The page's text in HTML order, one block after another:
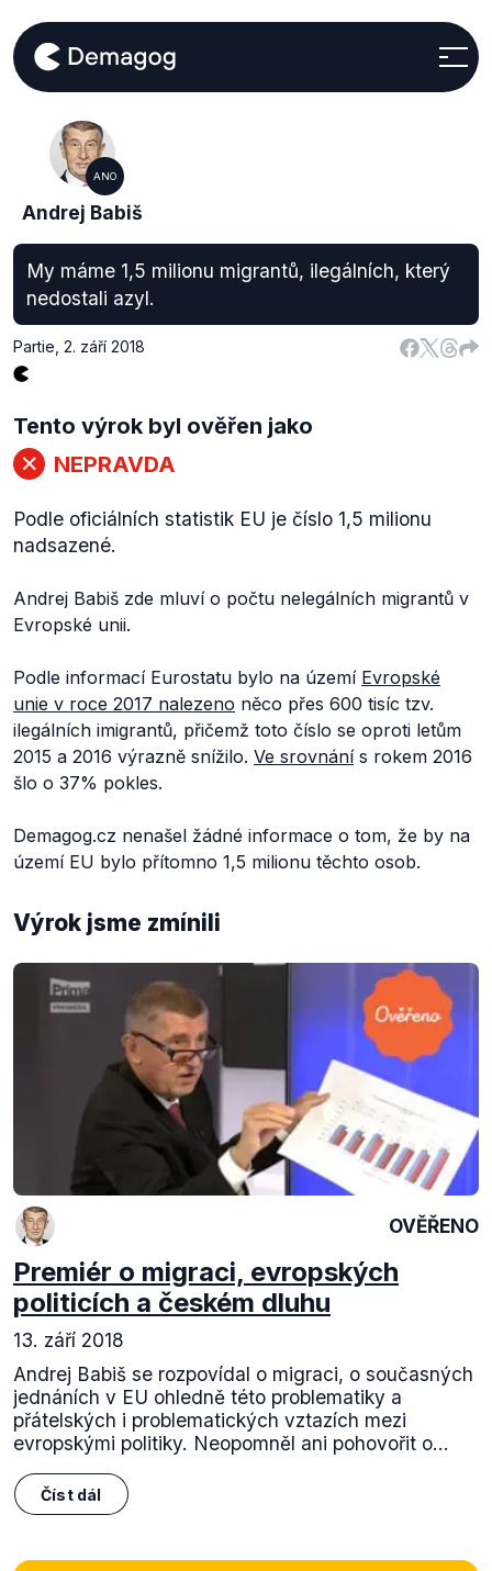
ANO
Andrej Babiš
My máme 1,5 milionu migrantů, ilegálních, který
nedostali azyl.
Partie 2. září 2018
Tento výrok byl ověřen jako
NEPRAVDA
Podle oficiálních statistik EU je číslo 1,5 milionu
nadsazené.
Andrej Babiš zde mluví o počtu nelegálních migrantů v
Evropské unii.
Podle informací Eurostatu bylo na území Evropské
unie v roce 2017 nalezeno něco přes 600 tisíc tzv.
ilegálních imigrantů, přičemž toto číslo se oproti letům
2015 a 2016 výrazně snížilo. Ve srovnánís rokem 2016
šlo o 37% pokles.
Demagog.cz nenašel žádné informace o tom, že by na
území EU bylo přítomno 1,5 milionu těchto osob.
Výrok jsme zmínili
OVĚŘENO
Premiér o migraci, evropských
politicích a českém dluhu
13. září 2018
Andrej Babiš se rozpovídal o migraci, o současných
jednáních v EU ohledně této problematiky a
přátelských i problematických vztazích mezi
evropskými politiky. Neopomněl ani pohovořit o...
Číst dál